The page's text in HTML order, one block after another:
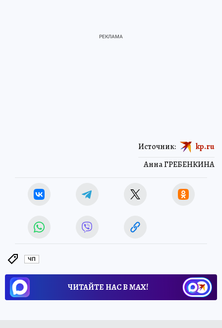
Анна ГРЕБЕНКИНА
Источник: kp.ru
ЧП
ЧИТАЙТЕ НАС В МАХ!